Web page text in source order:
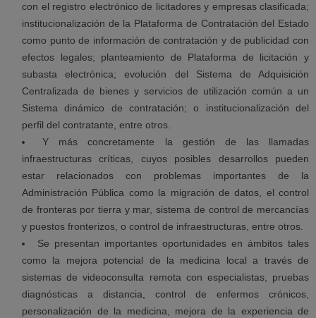
con el registro electrónico de licitadores y empresas clasificada;
institucionalización de la Plataforma de Contratación del Estado
como punto de información de contratación y de publicidad con
efectos legales; planteamiento de Plataforma de licitación y
subasta electrónica; evolución del Sistema de Adquisición
Centralizada de bienes y servicios de utilización común a un
Sistema dinámico de contratación; o institucionalización del
perfil del contratante, entre otros.
Y más concretamente la gestión de las llamadas
infraestructuras críticas, cuyos posibles desarrollos pueden
estar relacionados con problemas importantes de la
Administración Pública como la migración de datos, el control
de fronteras por tierra y mar, sistema de control de mercancías
y puestos fronterizos, o control de infraestructuras, entre otros.
Se presentan importantes oportunidades en ámbitos tales
como la mejora potencial de la medicina local a través de
sistemas de videoconsulta remota con especialistas, pruebas
diagnósticas a distancia, control de enfermos crónicos,
personalización de la medicina, mejora de la experiencia de